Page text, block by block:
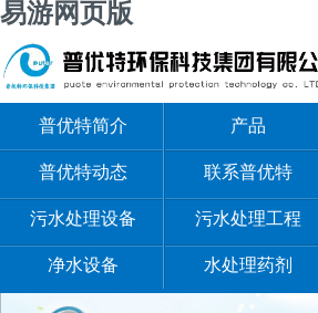
易游网页版
普优特简介 产品
普优特动态 联系普优特
污水处理设备 污水处理工程
净水设备 水处理药剂